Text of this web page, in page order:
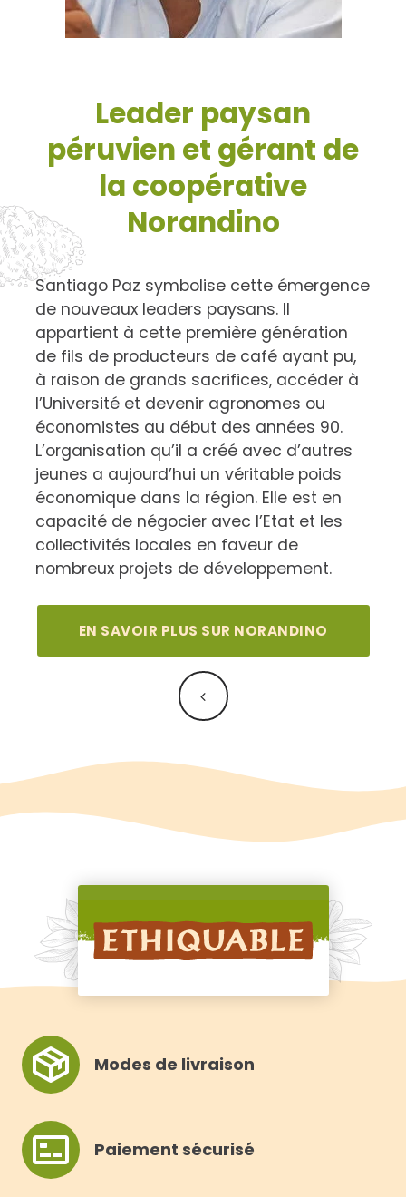
Leader paysan
péruvien et gérant de
la coopérative
Norandino
Santiago Paz symbolise cette émergence
de nouveaux leaders paysans. Il
appartient à cette première génération
de fils de producteurs de café ayant pu,
à raison de grands sacrifices, accéder à
l’Université et devenir agronomes ou
économistes au début des années 90.
L’organisation qu’il a créé avec d’autres
jeunes a aujourd’hui un véritable poids
économique dans la région. Elle est en
capacité de négocier avec l’Etat et les
collectivités locales en faveur de
nombreux projets de développement.
EN SAVOIR PLUS SUR NORANDINO
Modes de livraison
Paiement sécurisé